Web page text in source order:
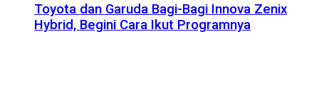
Toyota dan Garuda Bagi-Bagi Innova Zenix
Hybrid, Begini Cara Ikut Programnya